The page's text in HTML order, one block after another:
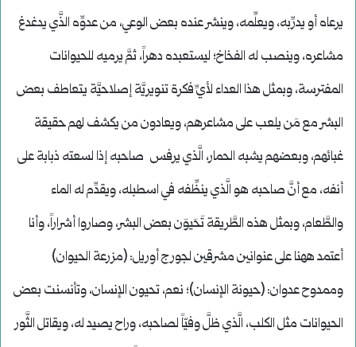
يرعاه أو يدرِّبه، ويعلِّمه، وينشر عنده بعض الوعي، من عدوِّه الذَّي يدغدغ
مشاعره، وينصب له الفخاخ؛ ليستعبده دهراً، ثمَّ يرميه للحيوانات
المفترسة، وبمثل هذا العداء لأيِّ فكرة تنويريَّة إصلاحيَّة يتعاطف بعض
البشر مع مَن يلعب على مشاعرهم، ويعادون من يكشف لهم حقيقة
غبائهم، وبعضهم يشبه الحمار، الَّذي يرفس صاحبه إذا لسعته ذبابة على
أنفه، مع أنَّ صاحبه هو الَّذي ينظِّفه في اسطبله، ويقدِّم له الماء
والطَّعام، وبمثل هذه الطَّريقة تَحَيوَن بعض البشر، وصاروا أشراراً، وأنا
أعتمد ههنا على عنوانين مشرقين لجورج أوريل: (مزرعة الحيوان)
وممدوح عدوان: (حيونة الإنسان)؛ نعم، تحيون الإنسان، وتأنسنت بعض
الحيوانات مثل الكلب، الَّذي ظلَّ وفيّاً لصاحبه، وراح يصيد له، ويقاتل الثَّور